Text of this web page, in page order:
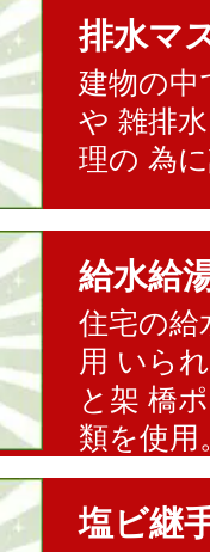
排水マ
建物の中
や 雑排
理の 為
給水給
住宅の給
用 いら
と架 橋
類を使用
塩ビ継